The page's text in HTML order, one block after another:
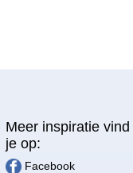
Meer inspiratie vind
je op:
Facebook